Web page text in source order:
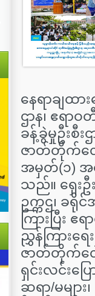
နေရာချထာ
ဌာန၊ ဧရာ
ခန့်ခွဲမှုဦးစီး
ဇာတ်တိုက်လေ့
အမှတ်(၁) အ
သည်။ ရှေးဦ
ဥက္ကဌ၊ ခရို
ကြားပြီး
ညွှန်ကြားရ
ဇာတ်တိုက်လေ့
ရှင်းလင်းပြ
ဆရာ/မများ